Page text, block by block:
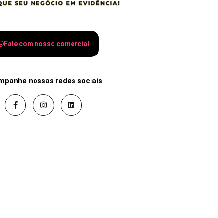
Fale com nosso comercial
nossas redes sociais